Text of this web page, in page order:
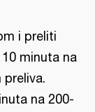
i preliti
minuta na
na 200-